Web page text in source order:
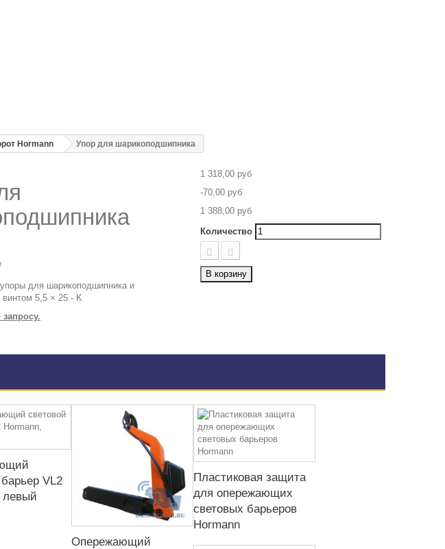
Hormann Упор для шарикоподшипника
для шарикоподшипника и
5,5 × 25 - K
1 318,00 руб
-70,00 руб
1 388,00 руб
Количество
В корзину
VL2
левый
Опережающий
Пластиковая защита
для опережающих
световых барьеров
Hormann